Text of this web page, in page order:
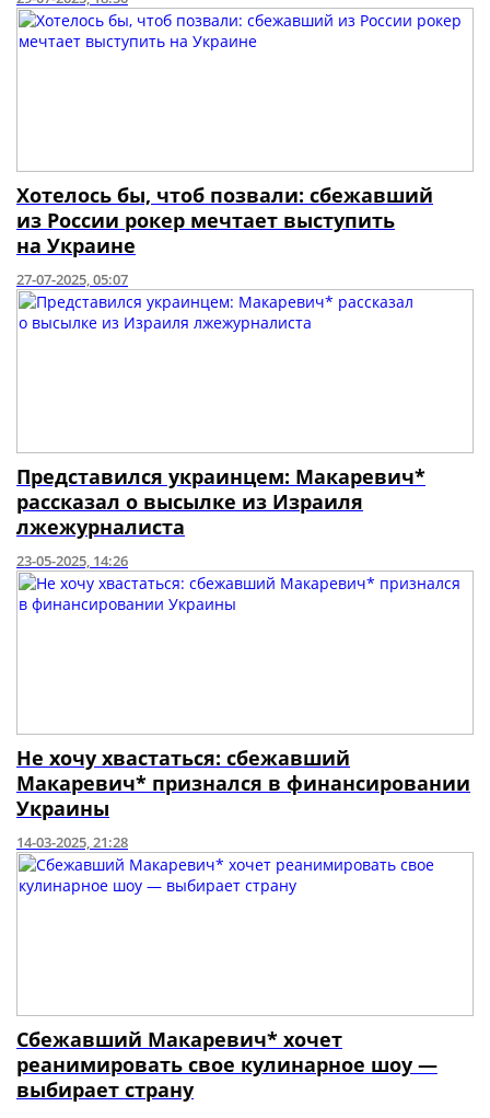
Хотелось бы, чтоб позвали: сбежавший
из России рокер мечтает выступить
на Украине
27-07-2025, 05:07
Представился украинцем: Макаревич*
рассказал о высылке из Израиля
лжежурналиста
23-05-2025, 14:26
Не хочу хвастаться: сбежавший
Макаревич* признался в финансировании
Украины
14-03-2025, 21:28
Сбежавший Макаревич* хочет
реанимировать свое кулинарное шоу —
выбирает страну